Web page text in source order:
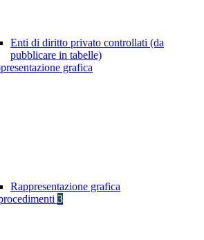
Enti di diritto privato controllati (da
pubblicare in tabelle)
grafica
Rappresentazione grafica
3